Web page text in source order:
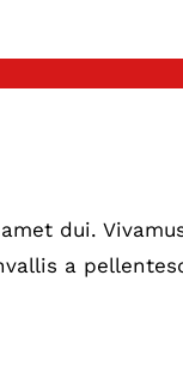
dui.
a